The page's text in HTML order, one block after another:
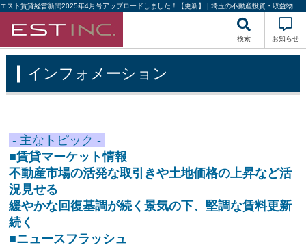
検索 お知らせ
インフォメーション
- 主なトピック -
■賃貸マーケット情報
不動産市場の活発な取引きや土地価格の上昇など活
況見せる
緩やかな回復基調が続く景気の下、堅調な賃料更新
続く
■ニュースフラッシュ